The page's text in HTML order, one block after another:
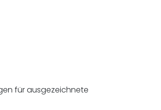
für ausgezeichnete